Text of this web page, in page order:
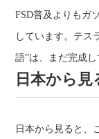
FSD普及よりもガ
しています。テス
語”は、まだ完成し
日本から
日本から見ると、